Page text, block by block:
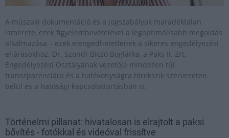
A műszaki dokumentáció és a jogszabályok maradéktalan
ismerete, ezek figyelembevételével a legoptimálisabb megoldás
alkalmazása – ezek elengedhetetlenek a sikeres engedélyezési
eljárásokhoz. Dr. Szondi-Biczó Boglárka, a Paks II. Zrt.
Engedélyezési Osztályának vezetője mindezen túl
transzparenciára és a hatékonyságra törekszik szervezeten
belül és a hatósági kapcsolattartásban is.
Történelmi pillanat: hivatalosan is elrajtolt a paksi
bővítés - fotókkal és videóval frissítve